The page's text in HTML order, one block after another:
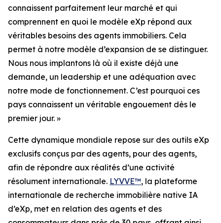
connaissent parfaitement leur marché et qui
comprennent en quoi le modèle eXp répond aux
véritables besoins des agents immobiliers. Cela
permet à notre modèle d’expansion de se distinguer.
Nous nous implantons là où il existe déjà une
demande, un leadership et une adéquation avec
notre mode de fonctionnement. C’est pourquoi ces
pays connaissent un véritable engouement dès le
premier jour. »
Cette dynamique mondiale repose sur des outils eXp
exclusifs conçus par des agents, pour des agents,
afin de répondre aux réalités d’une activité
résolument internationale. LYVVE™, la plateforme
internationale de recherche immobilière native IA
d’eXp, met en relation des agents et des